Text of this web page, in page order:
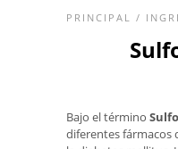
PRINCIPAL /
Bajo el término
diferentes fármacos